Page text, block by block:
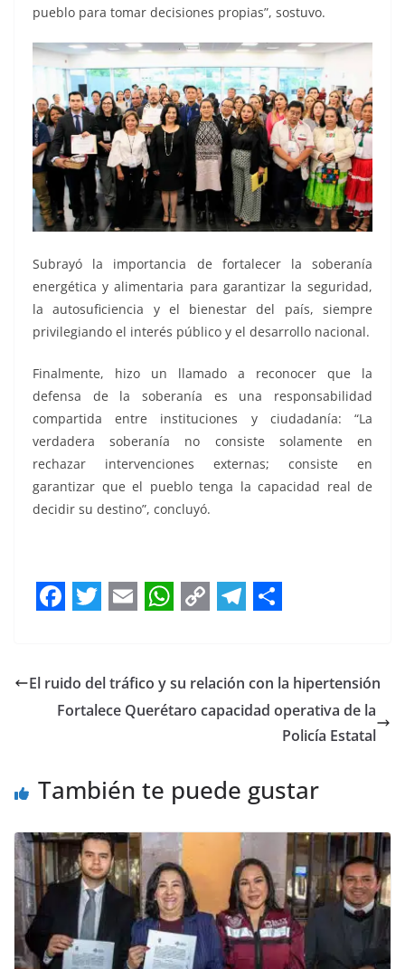
pueblo para tomar decisiones propias”, sostuvo.
Subrayó la importancia de fortalecer la soberanía
energética y alimentaria para garantizar la seguridad,
la autosuficiencia y el bienestar del país, siempre
privilegiando el interés público y el desarrollo nacional.
Finalmente, hizo un llamado a reconocer que la
defensa de la soberanía es una responsabilidad
compartida entre instituciones y ciudadanía: “La
verdadera soberanía no consiste solamente en
rechazar intervenciones externas; consiste en
garantizar que el pueblo tenga la capacidad real de
decidir su destino”, concluyó.
c
o
k
i
t
r
a
i
a
t
p
p
p
y
n
k
l
e
a
m
a
r
El ruido del tráfico y su relación con la hipertensión
Fortalece Querétaro capacidad operativa de la
Policía Estatal
También te puede gustar